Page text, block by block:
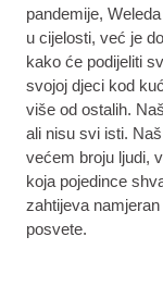
pandemije,
u cijelosti, već je
kako će podijeliti
svojoj djeci kod
više od ostalih.
ali nisu svi isti.
većem broju ljudi,
koja pojedince
zahtijeva
posvete.